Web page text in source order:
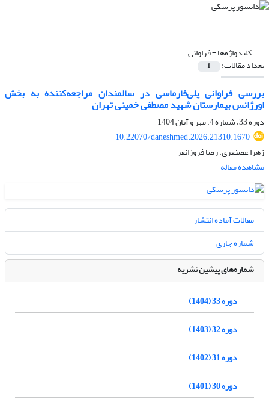
کلیدواژه‌ها =فراوانی
تعداد مقالات: 1
بررسی فراوانی پلی‌فارماسی در سالمندان مراجعه‌کننده به بخش
اورژانس بیمارستان شهید مصطفی خمینی تهران
دوره 33، شماره 4، مهر و آبان 1404
10.22070/daneshmed.2026.21310.1670
زهرا غضنفری، رضا فروزانفر
مشاهده مقاله
مقالات آماده انتشار
شماره جاری
شماره‌های پیشین نشریه
دوره 33 (1404)
دوره 32 (1403)
دوره 31 (1402)
دوره 30 (1401)